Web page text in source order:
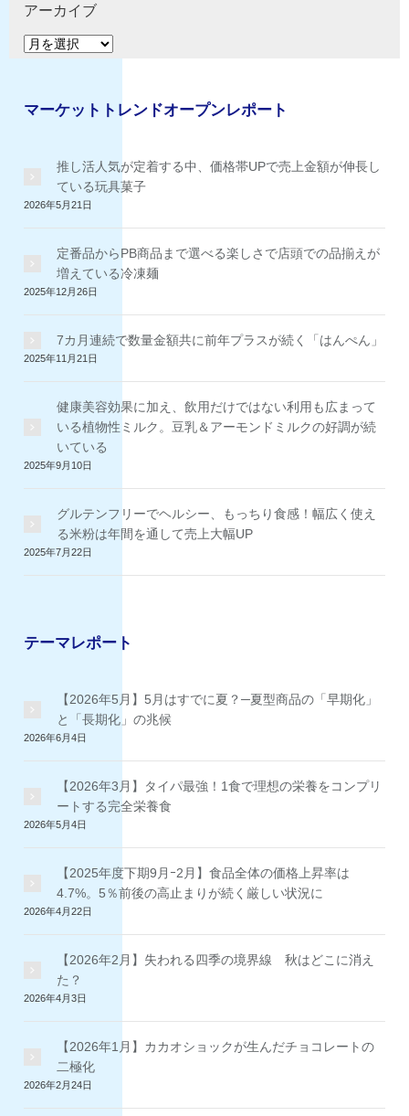
ゴ
ー
アーカイブ
ア
イ
マーケットトレンドオープンレポート
推し活人気が定着する中、価格帯UPで売上金額が伸長し
ている玩具菓子
2026年5月21日
定番品からPB商品まで選べる楽しさで店頭での品揃えが
増えている冷凍麺
2025年12月26日
7カ月連続で数量金額共に前年プラスが続く「はんぺん」
2025年11月21日
健康美容効果に加え、飲用だけではない利用も広まって
いる植物性ミルク。豆乳＆アーモンドミルクの好調が続
いている
2025年9月10日
グルテンフリーでヘルシー、もっちり食感！幅広く使え
る米粉は年間を通して売上大幅UP
2025年7月22日
テーマレポート
【2026年5月】5月はすでに夏？─夏型商品の「早期化」
と「長期化」の兆候
2026年6月4日
【2026年3月】タイパ最強！1食で理想の栄養をコンプリ
ートする完全栄養食
2026年5月4日
【2025年度下期9月ｰ2月】食品全体の価格上昇率は
4.7%。5％前後の高止まりが続く厳しい状況に
2026年4月22日
【2026年2月】失われる四季の境界線 秋はどこに消え
た？
2026年4月3日
【2026年1月】カカオショックが生んだチョコレートの
二極化
2026年2月24日